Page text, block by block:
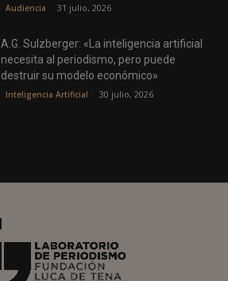
Audiencia 31 julio, 2026
A.G. Sulzberger: «La inteligencia artificial
necesita al periodismo, pero puede
destruir su modelo económico»
Inteligencia Artificial 30 julio, 2026